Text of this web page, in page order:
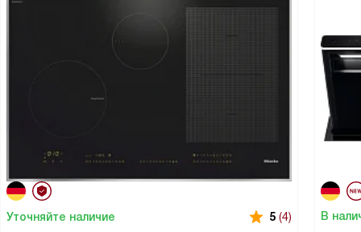
Уточняйте наличие 5 (4) В